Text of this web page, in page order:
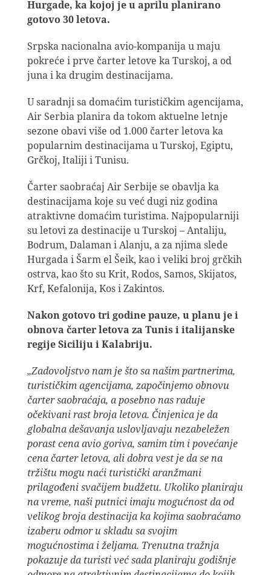
Hurgade, ka kojoj je u aprilu planirano
gotovo 30 letova.
Srpska nacionalna avio-kompanija u maju
pokreće i prve čarter letove ka Turskoj, a od
juna i ka drugim destinacijama.
U saradnji sa domaćim turističkim agencijama,
Air Serbia planira da tokom aktuelne letnje
sezone obavi više od 1.000 čarter letova ka
popularnim destinacijama u Turskoj, Egiptu,
Grčkoj, Italiji i Tunisu.
Čarter saobraćaj Air Serbije se obavlja ka
destinacijama koje su već dugi niz godina
atraktivne domaćim turistima. Najpopularniji
su letovi za destinacije u Turskoj – Antaliju,
Bodrum, Dalaman i Alanju, a za njima slede
Hurgada i Šarm el Šeik, kao i veliki broj grčkih
ostrva, kao što su Krit, Rodos, Samos, Skijatos,
Krf, Kefalonija, Kos i Zakintos.
Nakon gotovo tri godine pauze, u planu je i
obnova čarter letova za Tunis i italijanske
regije Siciliju i Kalabriju.
„Zadovoljstvo nam je što sa našim partnerima,
turističkim agencijama, započinjemo obnovu
čarter saobraćaja, a posebno nas raduje
očekivani rast broja letova. Činjenica je da
globalna dešavanja uslovljavaju nezabeležen
porast cena avio goriva, samim tim i povećanje
cena čarter letova, ali dobra vest je da se na
tržištu mogu naći turistički aranžmani
prilagođeni svačijem budžetu. Ukoliko planiraju
na vreme, naši putnici imaju mogućnost da od
velikog broja destinacija ka kojima saobraćamo
izaberu odmor u skladu sa svojim
mogućnostima i željama. Trenutna tražnja
pokazuje da turisti već sada planiraju godišnje